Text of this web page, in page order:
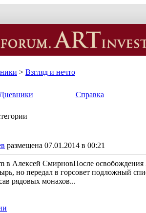
> Взгляд и нечто
Дневники Справка
размещена 07.01.2014 в 00:21
в Алексей СмирновПосле
но передал в горсовет подложный
рядовых монахов...